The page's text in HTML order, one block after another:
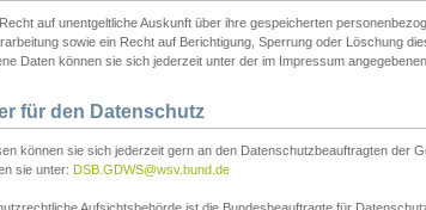
auf unentgeltliche Auskunft über ihre gespeicherten
sowie ein Recht auf Berichtigung, Sperrung oder Löschung
Daten können sie sich jederzeit unter der im Impressum
für den Datenschutz
können sie sich jederzeit gern an den Datenschutzbeauftragten der
sie unter: DSB.GDWS@wsv.bund.de